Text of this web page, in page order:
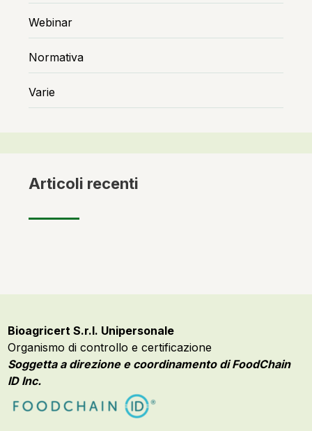
Webinar
Normativa
Varie
Articoli recenti
Bioagricert S.r.l. Unipersonale
Organismo di controllo e certificazione
Soggetta a direzione e coordinamento di FoodChain
ID Inc.